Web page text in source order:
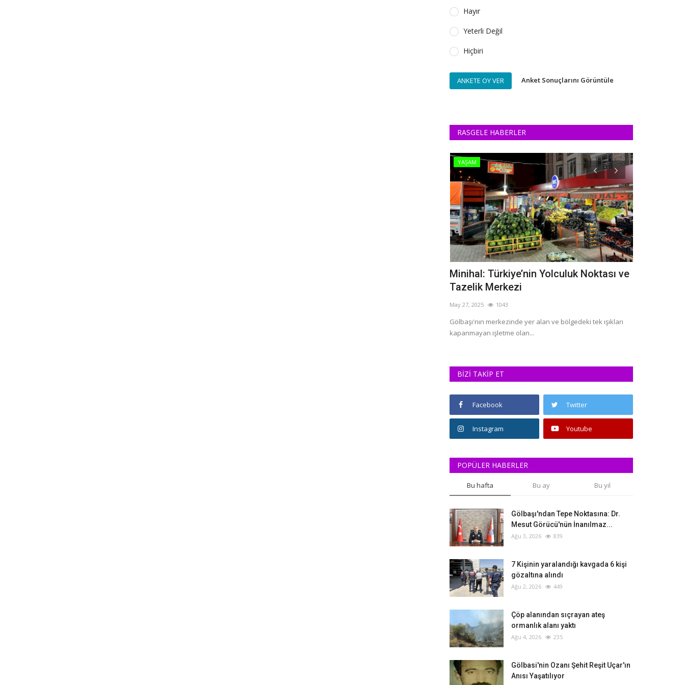
Hayır
Yeterli Değil
Hiçbiri
ANKETE OY VER Anket Sonuçlarını Görüntüle
RASGELE HABERLER
YAŞAM
Minihal: Türkiye’nin Yolculuk Noktası ve
Tazelik Merkezi
May 27, 2025 1043
Gölbaşı'nın merkezinde yer alan ve bölgedeki tek ışıkları
kapanmayan işletme olan...
BİZİ TAKİP ET
Facebook Twitter
Instagram Youtube
POPÜLER HABERLER
Bu hafta Bu ay Bu yıl
Gölbaşı'ndan Tepe Noktasına: Dr.
Mesut Görücü'nün İnanılmaz...
Ağu 3, 2026 839
‎7 Kişinin yaralandığı kavgada 6 kişi
gözaltına alındı
Ağu 2, 2026 449
Çöp alanından sıçrayan ateş
ormanlık alanı yaktı
Ağu 4, 2026 235
Gölbasi'nin Ozanı Şehit Reşit Uçar'ın
Anısı Yaşatılıyor